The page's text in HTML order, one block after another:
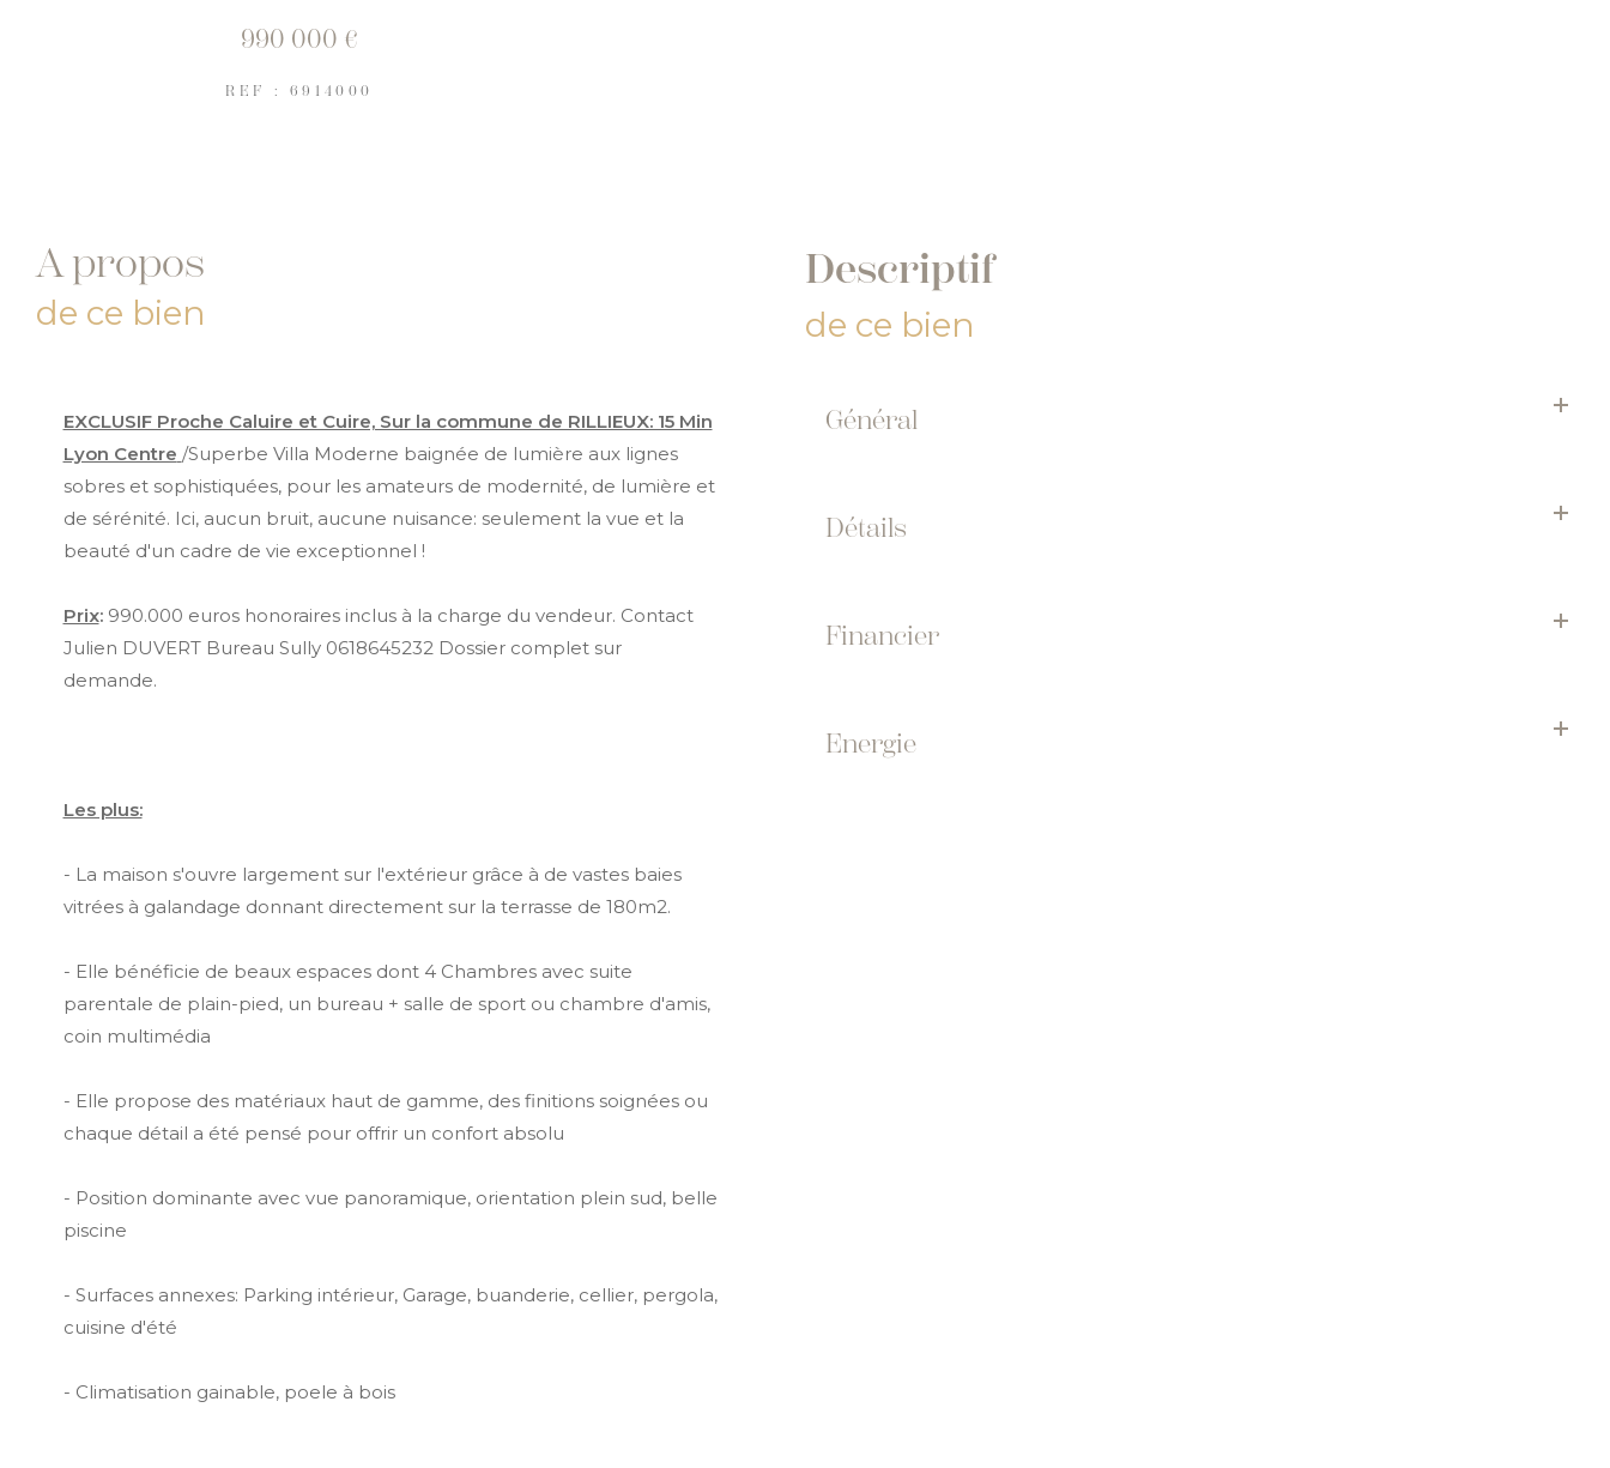
990 000 €
REF : 6914000
a propos
de ce bien
EXCLUSIF Proche Caluire et Cuire, Sur la commune de RILLIEUX: 15 Min
Lyon Centre /Superbe Villa Moderne baignée de lumière aux lignes
sobres et sophistiquées, pour les amateurs de modernité, de lumière et
de sérénité. Ici, aucun bruit, aucune nuisance: seulement la vue et la
beauté d'un cadre de vie exceptionnel !
Prix:990.000 euros honoraires inclus à la charge du vendeur. Contact
Julien DUVERT Bureau Sully 0618645232 Dossier complet sur
demande.
Les plus:
- La maison s'ouvre largement sur l'extérieur grâce à de vastes baies
vitrées à galandage donnant directement sur la terrasse de 180m2.
- Elle bénéficie de beaux espaces dont 4 Chambres avec suite
parentale de plain-pied, un bureau + salle de sport ou chambre d'amis,
coin multimédia
- Elle propose des matériaux haut de gamme, des finitions soignées ou
chaque détail a été pensé pour offrir un confort absolu
- Position dominante avec vue panoramique, orientation plein sud, belle
piscine
- Surfaces annexes: Parking intérieur, Garage, buanderie, cellier, pergola,
cuisine d'été
- Climatisation gainable, poele à bois
descriptif
de ce bien
Général
Détails
Financier
Energie